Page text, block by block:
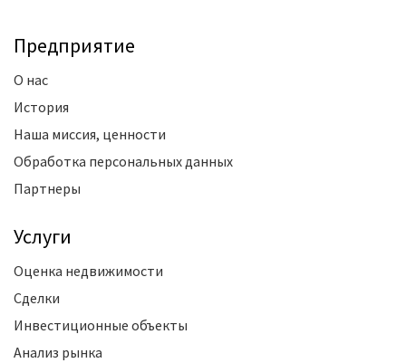
Предприятие
О нас
История
Наша миссия, ценности
Обработка персональных данных
Партнеры
Услуги
Оценка недвижимости
Сделки
Инвестиционные объекты
Анализ рынка